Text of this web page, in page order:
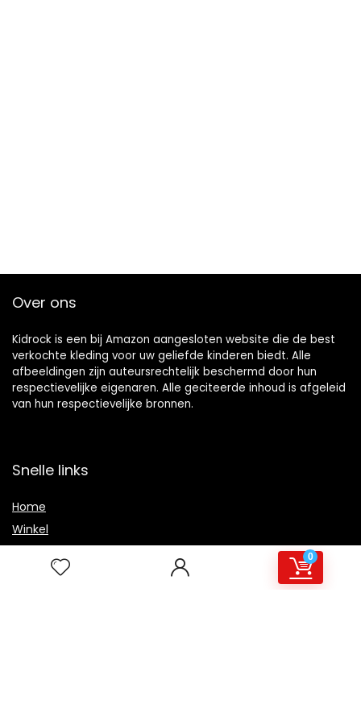
0
Over ons
Kidrock is een bij Amazon aangesloten website die de best
verkochte kleding voor uw geliefde kinderen biedt. Alle
afbeeldingen zijn auteursrechtelijk beschermd door hun
respectievelijke eigenaren. Alle geciteerde inhoud is afgeleid
van hun respectievelijke bronnen.
Snelle links
Home
Winkel
Overzicht